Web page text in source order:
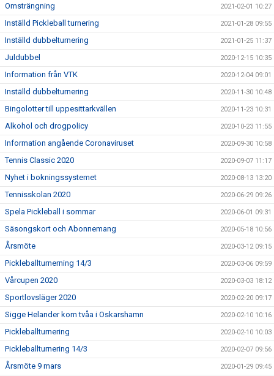
Omsträngning 2021-02-01 10:27
Inställd Pickleball turnering 2021-01-28 09:55
Inställd dubbelturnering 2021-01-25 11:37
Juldubbel 2020-12-15 10:35
Information från VTK 2020-12-04 09:01
Inställd dubbelturnering 2020-11-30 10:48
Bingolotter till uppesittarkvällen 2020-11-23 10:31
Alkohol och drogpolicy 2020-10-23 11:55
Information angående Coronaviruset 2020-09-30 10:58
Tennis Classic 2020 2020-09-07 11:17
Nyhet i bokningssystemet 2020-08-13 13:20
Tennisskolan 2020 2020-06-29 09:26
Spela Pickleball i sommar 2020-06-01 09:31
Säsongskort och Abonnemang 2020-05-18 10:56
Årsmöte 2020-03-12 09:15
Pickleballturnerning 14/3 2020-03-06 09:59
Vårcupen 2020 2020-03-03 18:12
Sportlovsläger 2020 2020-02-20 09:17
Sigge Helander kom tvåa i Oskarshamn 2020-02-10 10:16
Pickleballturnering 2020-02-10 10:03
Pickleballturnering 14/3 2020-02-07 09:56
Årsmöte 9 mars 2020-01-29 09:45